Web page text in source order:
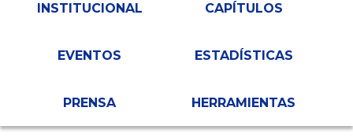
INSTITUCIONAL CAPÍTULOS
EVENTOS ESTADÍSTICAS
PRENSA HERRAMIENTAS